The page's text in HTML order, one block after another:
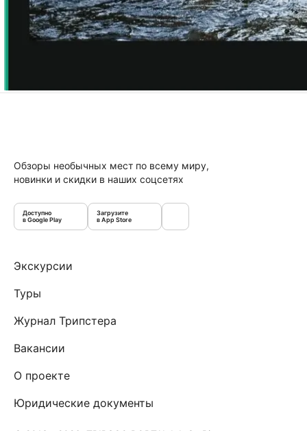
Обзоры необычных мест по всему миру,
новинки и скидки в наших соцсетях
Доступно
в Google Play
Загрузите
в App Store
Экскурсии
Туры
Журнал Трипстера
Вакансии
О проекте
Юридические документы